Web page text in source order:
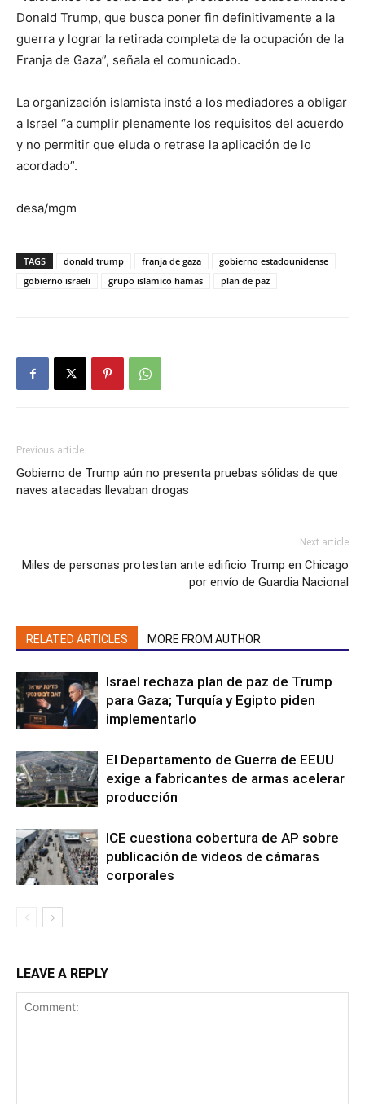
Donald Trump, que busca poner fin definitivamente a la
guerra y lograr la retirada completa de la ocupación de la
Franja de Gaza”, señala el comunicado.
La organización islamista instó a los mediadores a obligar
a Israel “a cumplir plenamente los requisitos del acuerdo
y no permitir que eluda o retrase la aplicación de lo
acordado”.
desa/mgm
TAGS donald trump franja de gaza
gobierno estadounidense
gobierno israeli
grupo islamico hamas plan de paz
Previous article
Gobierno de Trump aún no presenta pruebas sólidas de que
naves atacadas llevaban drogas
Next article
Miles de personas protestan ante edificio Trump en Chicago
por envío de Guardia Nacional
RELATED ARTICLES MORE FROM AUTHOR
Israel rechaza plan de paz de Trump
para Gaza; Turquía y Egipto piden
implementarlo
El Departamento de Guerra de EEUU
exige a fabricantes de armas acelerar
producción
ICE cuestiona cobertura de AP sobre
publicación de videos de cámaras
corporales
LEAVE A REPLY